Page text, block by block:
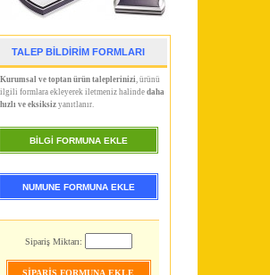
TALEP BİLDİRİM FORMLARI
Kurumsal ve toptan ürün taleplerinizi , ürünü
ilgili formlara ekleyerek iletmeniz halindedaha
hızlı ve eksiksiz yanıtlanır.
BİLGİ FORMUNA EKLE
NUMUNE FORMUNA EKLE
Sipariş Miktarı: